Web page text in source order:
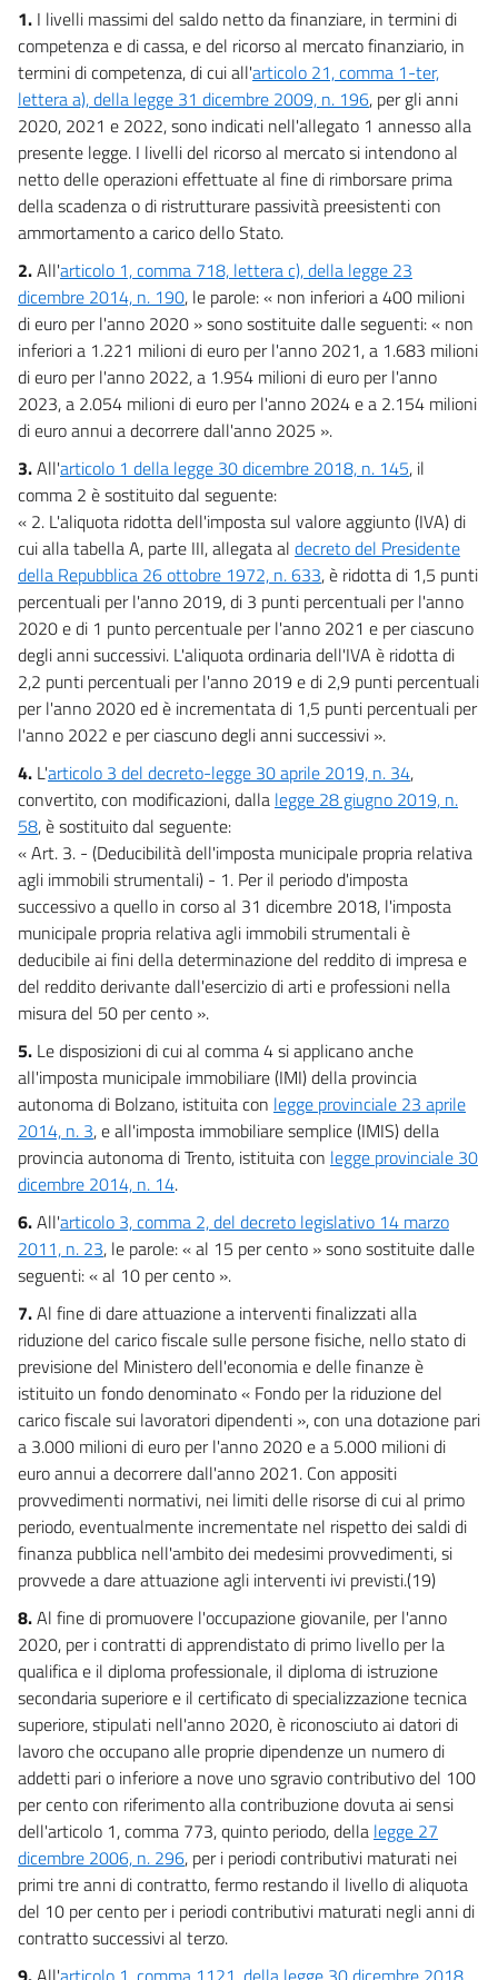
14
15
16
17
18
19
Allegati
Allegato 1
Allegato 1
Tabella 1
Tabella 1
Allegato A
Allegato A
Elenchi
Elenchi
Tabelle A e B
Tabelle A e B
Quadri generali
Quadri generali
Stati di previsione
Tabelle
1. I livelli massimi del saldo netto da finanziare, in termini di
competenza e di cassa, e del ricorso al mercato finanziario, in
termini di competenza, di cui all'articolo 21, comma 1-ter,
lettera a), della legge 31 dicembre 2009, n. 196, per gli anni
2020, 2021 e 2022, sono indicati nell'allegato 1 annesso alla
presente legge. I livelli del ricorso al mercato si intendono al
netto delle operazioni effettuate al fine di rimborsare prima
della scadenza o di ristrutturare passività preesistenti con
ammortamento a carico dello Stato.
2.All'articolo 1, comma 718, lettera c), della legge 23
dicembre 2014, n. 190, le parole: « non inferiori a 400 milioni
di euro per l'anno 2020 » sono sostituite dalle seguenti: « non
inferiori a 1.221 milioni di euro per l'anno 2021, a 1.683 milioni
di euro per l'anno 2022, a 1.954 milioni di euro per l'anno
2023, a 2.054 milioni di euro per l'anno 2024 e a 2.154 milioni
di euro annui a decorrere dall'anno 2025 ».
3.All'articolo 1 della legge 30 dicembre 2018, n. 145, il
comma 2 è sostituito dal seguente:
« 2. L'aliquota ridotta dell'imposta sul valore aggiunto (IVA) di
cui alla tabella A, parte III, allegata al decreto del Presidente
della Repubblica 26 ottobre 1972, n. 633, è ridotta di 1,5 punti
percentuali per l'anno 2019, di 3 punti percentuali per l'anno
2020 e di 1 punto percentuale per l'anno 2021 e per ciascuno
degli anni successivi. L'aliquota ordinaria dell'IVA è ridotta di
2,2 punti percentuali per l'anno 2019 e di 2,9 punti percentuali
per l'anno 2020 ed è incrementata di 1,5 punti percentuali per
l'anno 2022 e per ciascuno degli anni successivi ».
4. L'articolo 3 del decreto-legge 30 aprile 2019, n. 34,
convertito, con modificazioni, dalla legge 28 giugno 2019, n.
58, è sostituito dal seguente:
« Art. 3. - (Deducibilità dell'imposta municipale propria relativa
agli immobili strumentali) - 1. Per il periodo d'imposta
successivo a quello in corso al 31 dicembre 2018, l'imposta
municipale propria relativa agli immobili strumentali è
deducibile ai fini della determinazione del reddito di impresa e
del reddito derivante dall'esercizio di arti e professioni nella
misura del 50 per cento ».
5. Le disposizioni di cui al comma 4 si applicano anche
all'imposta municipale immobiliare (IMI) della provincia
autonoma di Bolzano, istituita con legge provinciale 23 aprile
2014, n. 3, e all'imposta immobiliare semplice (IMIS) della
provincia autonoma di Trento, istituita con legge provinciale 30
dicembre 2014, n. 14.
6.All'articolo 3, comma 2, del decreto legislativo 14 marzo
2011, n. 23, le parole: « al 15 per cento » sono sostituite dalle
seguenti: « al 10 per cento ».
7.Al fine di dare attuazione a interventi finalizzati alla
riduzione del carico fiscale sulle persone fisiche, nello stato di
previsione del Ministero dell'economia e delle finanze è
istituito un fondo denominato « Fondo per la riduzione del
carico fiscale sui lavoratori dipendenti », con una dotazione pari
a 3.000 milioni di euro per l'anno 2020 e a 5.000 milioni di
euro annui a decorrere dall'anno 2021. Con appositi
provvedimenti normativi, nei limiti delle risorse di cui al primo
periodo, eventualmente incrementate nel rispetto dei saldi di
finanza pubblica nell'ambito dei medesimi provvedimenti, si
provvede a dare attuazione agli interventi ivi previsti.(19)
8.Al fine di promuovere l'occupazione giovanile, per l'anno
2020, per i contratti di apprendistato di primo livello per la
qualifica e il diploma professionale, il diploma di istruzione
secondaria superiore e il certificato di specializzazione tecnica
superiore, stipulati nell'anno 2020, è riconosciuto ai datori di
lavoro che occupano alle proprie dipendenze un numero di
addetti pari o inferiore a nove uno sgravio contributivo del 100
per cento con riferimento alla contribuzione dovuta ai sensi
dell'articolo 1, comma 773, quinto periodo, della legge 27
dicembre 2006, n. 296, per i periodi contributivi maturati nei
primi tre anni di contratto, fermo restando il livello di aliquota
del 10 per cento per i periodi contributivi maturati negli anni di
contratto successivi al terzo.